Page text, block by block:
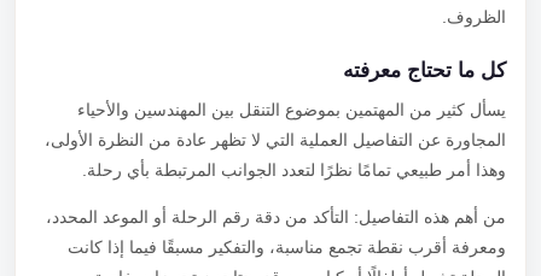
الظروف.
كل ما تحتاج معرفته
يسأل كثير من المهتمين بموضوع التنقل بين المهندسين والأحياء
المجاورة عن التفاصيل العملية التي لا تظهر عادة من النظرة الأولى،
وهذا أمر طبيعي تمامًا نظرًا لتعدد الجوانب المرتبطة بأي رحلة.
من أهم هذه التفاصيل: التأكد من دقة رقم الرحلة أو الموعد المحدد،
ومعرفة أقرب نقطة تجمع مناسبة، والتفكير مسبقًا فيما إذا كانت